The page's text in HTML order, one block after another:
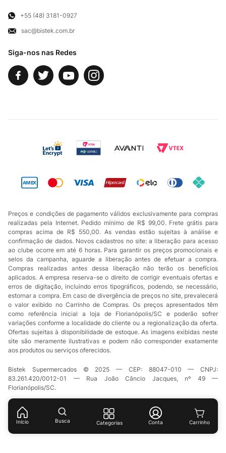
Início Busca Categorias Conta
Siga-nos nas Redes
Exercício de Direito
Fale Conosco
+55 (48) 3181-0927
sac@bistek.com.br
Preços e condições de pagamento válidos exclusivamente para compras
realizadas pela Internet. Pedido mínimo de R$ 99,00. Frete grátis para
compras acima de R$ 550,00. As vendas estão sujeitas à análise e
confirmação de dados. Novos cadastros no site: a liberação para acesso
ao clube ocorre em até 6 horas. Para garantir os preços promocionais e
selos da campanha, aguarde a liberação antes de efetuar a compra.
Compras realizadas antes dessa liberação não terão os benefícios
aplicados. A empresa reserva-se o direito de corrigir eventuais ofertas e
erros de digitação, incluindo erros tipográficos, podendo, se necessário,
estornar a compra. Em caso de divergência de preços no site, prevalecerá
o valor exibido no Carrinho de Compras. Os preços apresentados têm
como referência inicial a loja de Florianópolis/SC e poderão sofrer
variações conforme a localidade do cliente ou a regionalização da oferta.
Ofertas sujeitas à disponibilidade de estoque. As imagens exibidas neste
site são meramente ilustrativas e podem não corresponder exatamente
aos produtos ou serviços oferecidos.
Bistek Supermercados © 2025 — CEP: 88047-010 — CNPJ:
83.261.420/0012-01 — Rua João Câncio Jacques, nº 49 —
Florianópolis/SC.